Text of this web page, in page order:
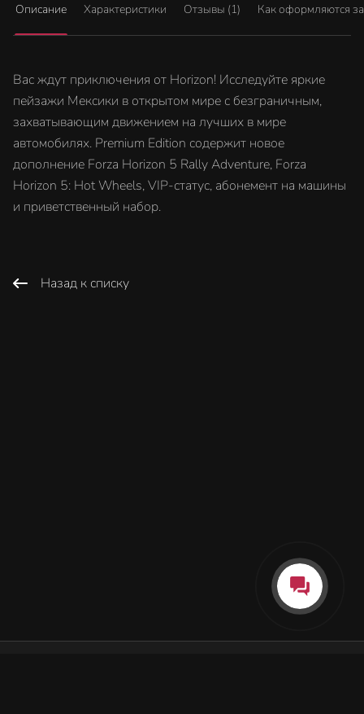
Описание Характеристики Отзывы (1) Как оформляются
Вас ждут приключения от Horizon! Исследуйте яркие
пейзажи Мексики в открытом мире с безграничным,
захватывающим движением на лучших в мире
автомобилях. Premium Edition содержит новое
дополнение Forza Horizon 5 Rally Adventure, Forza
Horizon 5: Hot Wheels, VIP-статус, абонемент на машины
и приветственный набор.
Назад к списку